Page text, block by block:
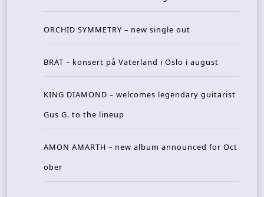
ORCHID SYMMETRY – new single out
BRAT – konsert på Vaterland i Oslo i august
KING DIAMOND – welcomes legendary guitarist
Gus G. to the lineup
AMON AMARTH – new album announced for Oct
ober